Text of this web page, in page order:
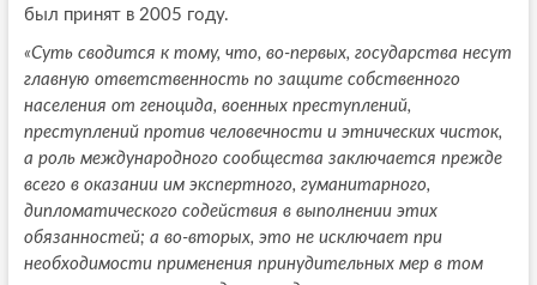
был принят в 2005 году.
«Суть сводится к тому, что, во-первых, государства несут
главную ответственность по защите собственного
населения от геноцида, военных преступлений,
преступлений против человечности и этнических чисток,
а роль международного сообщества заключается прежде
всего в оказании им экспертного, гуманитарного,
дипломатического содействия в выполнении этих
обязанностей; а во-вторых, это не исключает при
необходимости применения принудительных мер в том